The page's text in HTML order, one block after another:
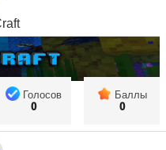
Голосов
0
Баллы
0